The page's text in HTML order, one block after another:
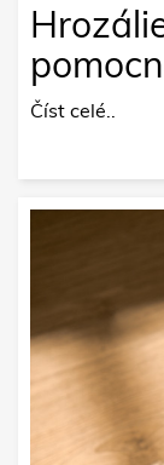
Číst celé..